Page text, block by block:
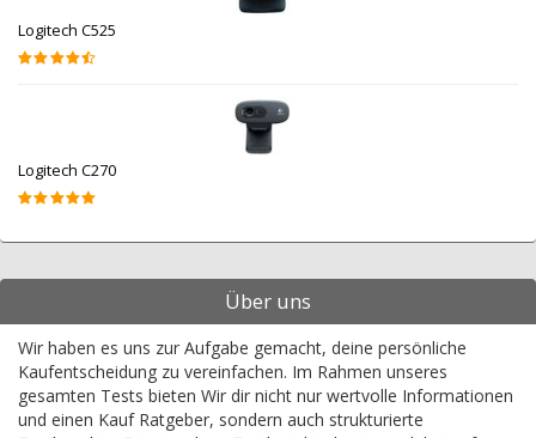
Logitech C525
Logitech C270
Über uns
Wir haben es uns zur Aufgabe gemacht, deine persönliche
Kaufentscheidung zu vereinfachen. Im Rahmen unseres
gesamten Tests bieten Wir dir nicht nur wertvolle Informationen
und einen Kauf Ratgeber, sondern auch strukturierte